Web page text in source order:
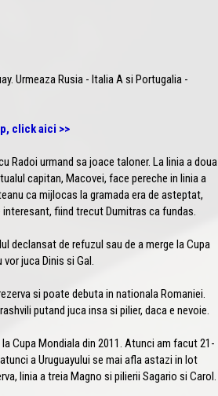
Urmeaza Rusia - Italia A si Portugalia -
click aici >>
Radoi urmand sa joace taloner. La linia a doua
capitan, Macovei, face pereche in linia a
ca mijlocas la gramada era de asteptat,
fiind trecut Dumitras ca fundas.
declansat de refuzul sau de a merge la Cupa
juca Dinis si Gal.
si poate debuta in nationala Romaniei.
putand juca insa si pilier, daca e nevoie.
Cupa Mondiala din 2011. Atunci am facut 21-
a Uruguayului se mai afla astazi in lot
linia a treia Magno si pilierii Sagario si Carol.